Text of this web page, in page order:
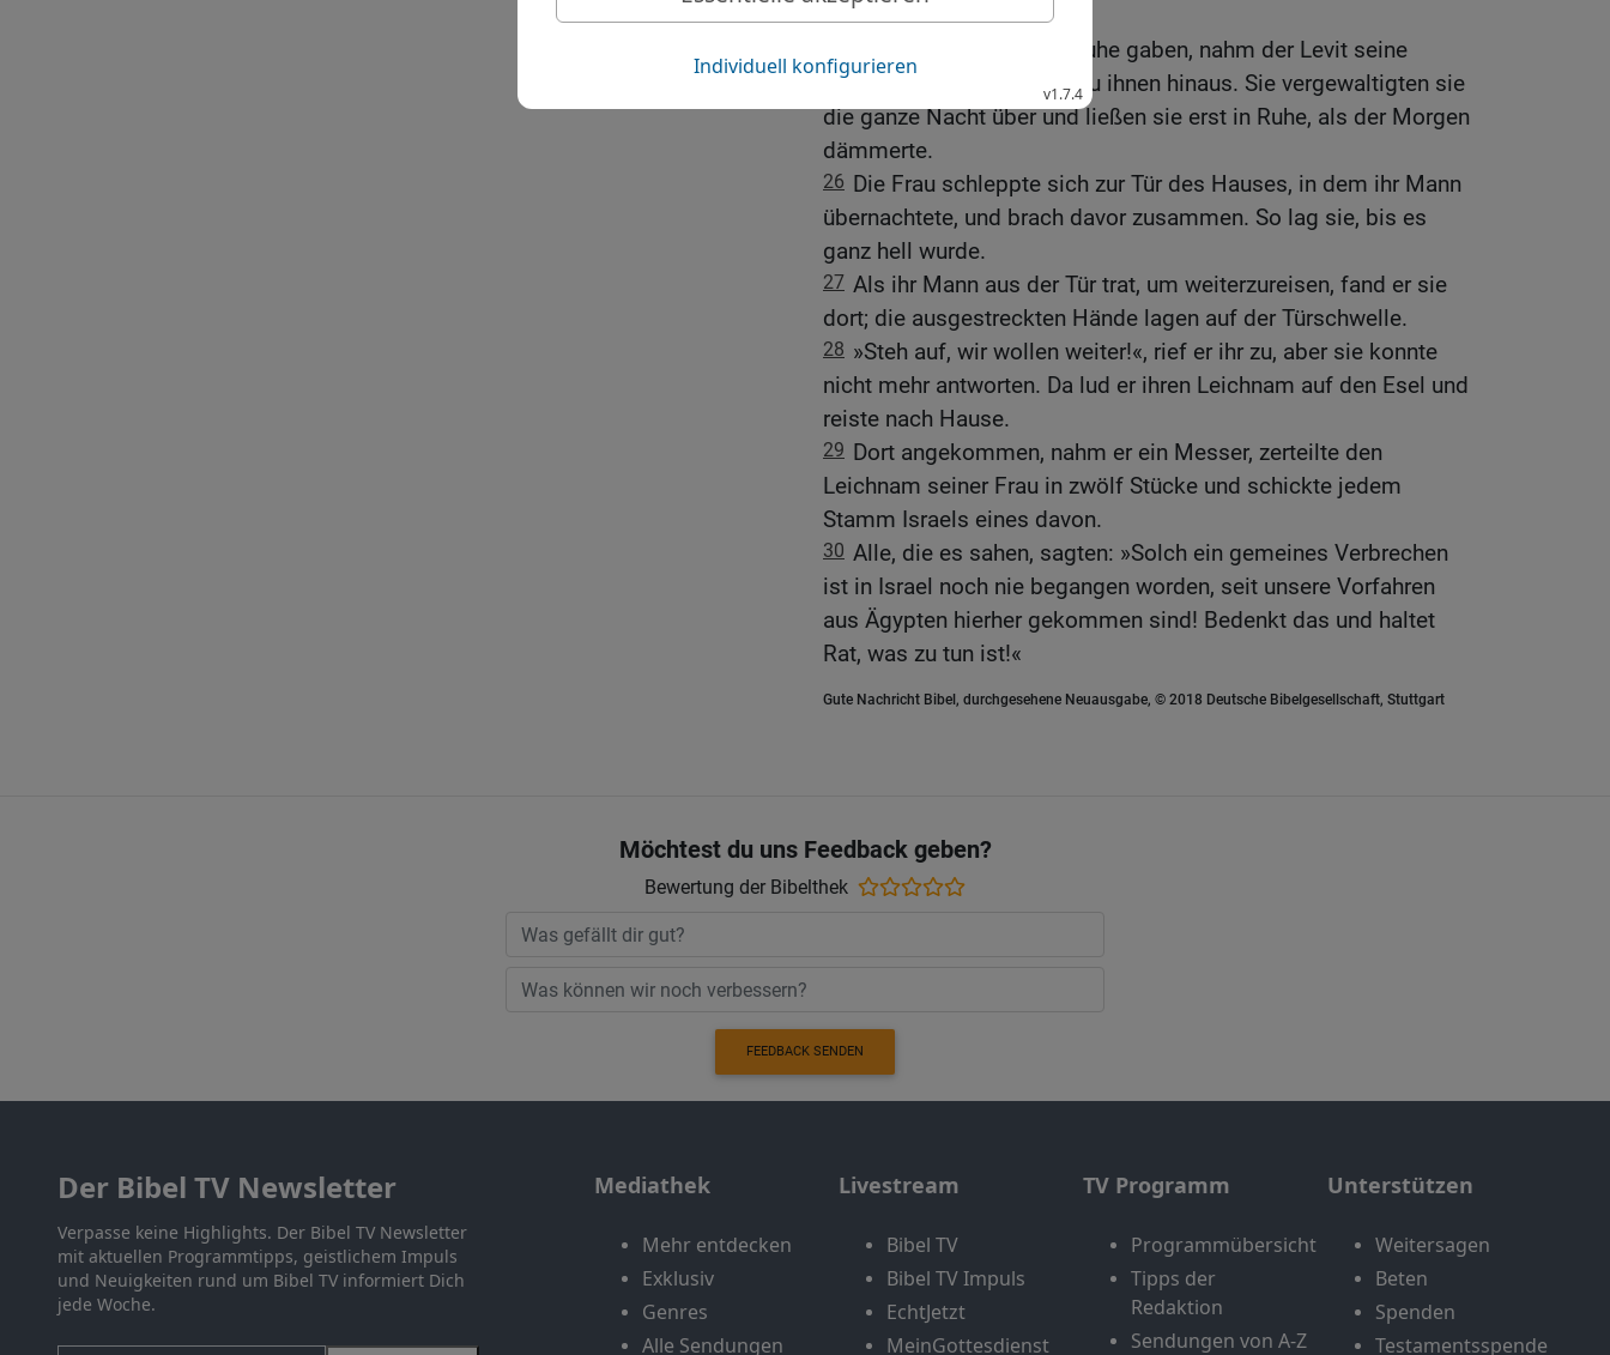
vergreifen.«
Als die Männer keine Ruhe gaben, nahm der Levit seine
Nebenfrau und führte sie zu ihnen hinaus. Sie vergewaltigten sie
die ganze Nacht über und ließen sie erst in Ruhe, als der Morgen
dämmerte.
26 Die Frau schleppte sich zur Tür des Hauses, in dem ihr Mann
übernachtete, und brach davor zusammen. So lag sie, bis es
ganz hell wurde.
27 Als ihr Mann aus der Tür trat, um weiterzureisen, fand er sie
dort; die ausgestreckten Hände lagen auf der Türschwelle.
28 »Steh auf, wir wollen weiter!«, rief er ihr zu, aber sie konnte
nicht mehr antworten. Da lud er ihren Leichnam auf den Esel und
reiste nach Hause.
29 Dort angekommen, nahm er ein Messer, zerteilte den
Leichnam seiner Frau in zwölf Stücke und schickte jedem
Stamm Israels eines davon.
30 Alle, die es sahen, sagten: »Solch ein gemeines Verbrechen
ist in Israel noch nie begangen worden, seit unsere Vorfahren
aus Ägypten hierher gekommen sind! Bedenkt das und haltet
Rat, was zu tun ist!«
Gute Nachricht Bibel, durchgesehene Neuausgabe, © 2018 Deutsche Bibelgesellschaft, Stuttgart
Möchtest du uns Feedback geben?
Bewertung der Bibelthek
FEEDBACK SENDEN
Der Bibel TV Newsletter
Verpasse keine Highlights. Der Bibel TV Newsletter
mit aktuellen Programmtipps, geistlichem Impuls
und Neuigkeiten rund um Bibel TV informiert Dich
jede Woche.
Mediathek
Mehr entdecken
Exklusiv
Genres
Alle Sendungen
Livestream
Bibel TV
Bibel TV Impuls
EchtJetzt
MeinGottesdienst
TV Programm
Programmübersicht
Tipps der
Redaktion
Sendungen von A-Z
Unterstützen
Weitersagen
Beten
Spenden
Testamentsspende